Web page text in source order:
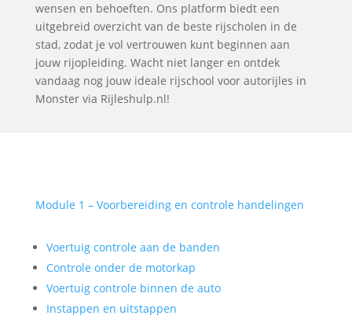
wensen en behoeften. Ons platform biedt een
uitgebreid overzicht van de beste rijscholen in de
stad, zodat je vol vertrouwen kunt beginnen aan
jouw rijopleiding. Wacht niet langer en ontdek
vandaag nog jouw ideale rijschool voor autorijles in
Monster via Rijleshulp.nl!
Module 1 – Voorbereiding en controle handelingen
Voertuig controle aan de banden
Controle onder de motorkap
Voertuig controle binnen de auto
Instappen en uitstappen